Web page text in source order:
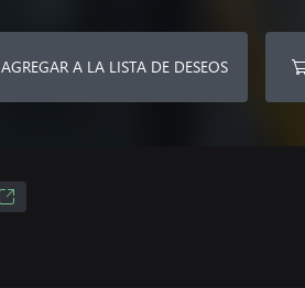
AGREGAR A LA LISTA DE DESEOS